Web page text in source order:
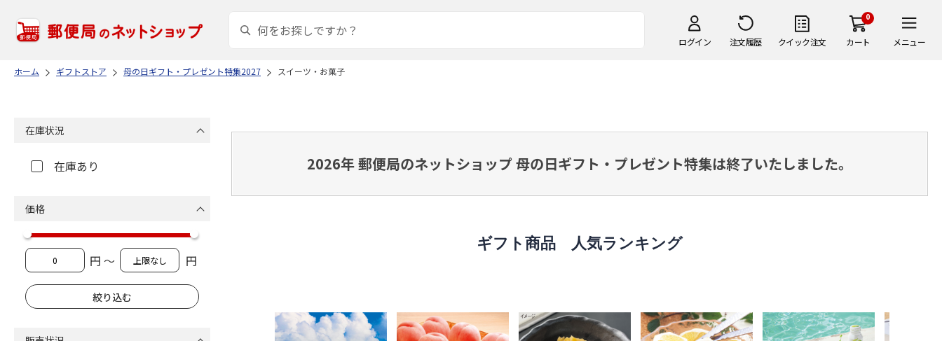
ログイン 注文履歴 クイック注文
0
カート メニュー
ホーム ギフトストア 母の日ギフト・プレゼント特集2027 スイーツ・お菓子
2026年 郵便局のネットショップ 母の日ギフト・プレゼント特集は終了いたしました。
ギフト商品 人気ランキング
在庫状況
在庫あり
価格
円 ～ 円